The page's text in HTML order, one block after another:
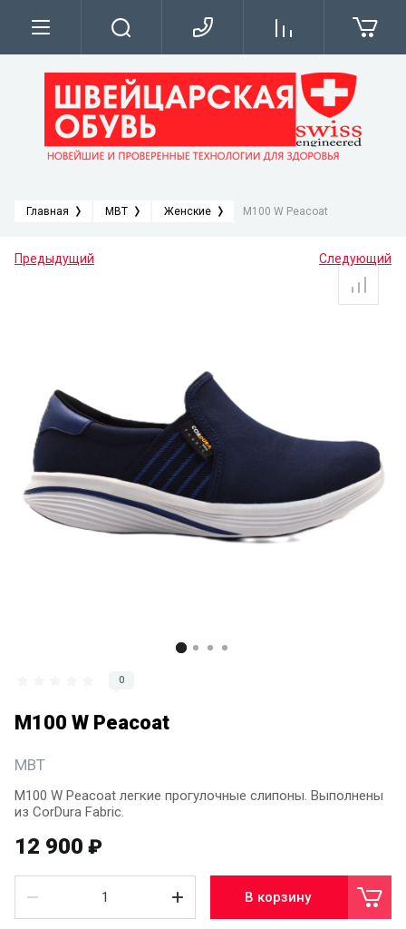
О нас
Новости
Напишите нам
Главная MBT Женские M100 W Peacoat
Предыдущий Следующий
0
M100 W Peacoat
MBT
M100 W Peacoat легкие прогулочные слипоны. Выполнены
из CorDura Fabric.
12 900 ₽
В корзину